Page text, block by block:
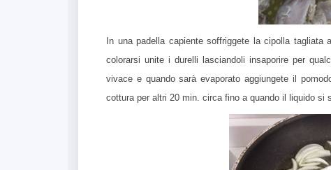
In una padella capiente soffriggete la cipolla
colorarsi unite i durelli lasciandoli insaporire per
vivace e quando sarà evaporato aggiungete il
cottura per altri 20 min. circa fino a quando il liquido si